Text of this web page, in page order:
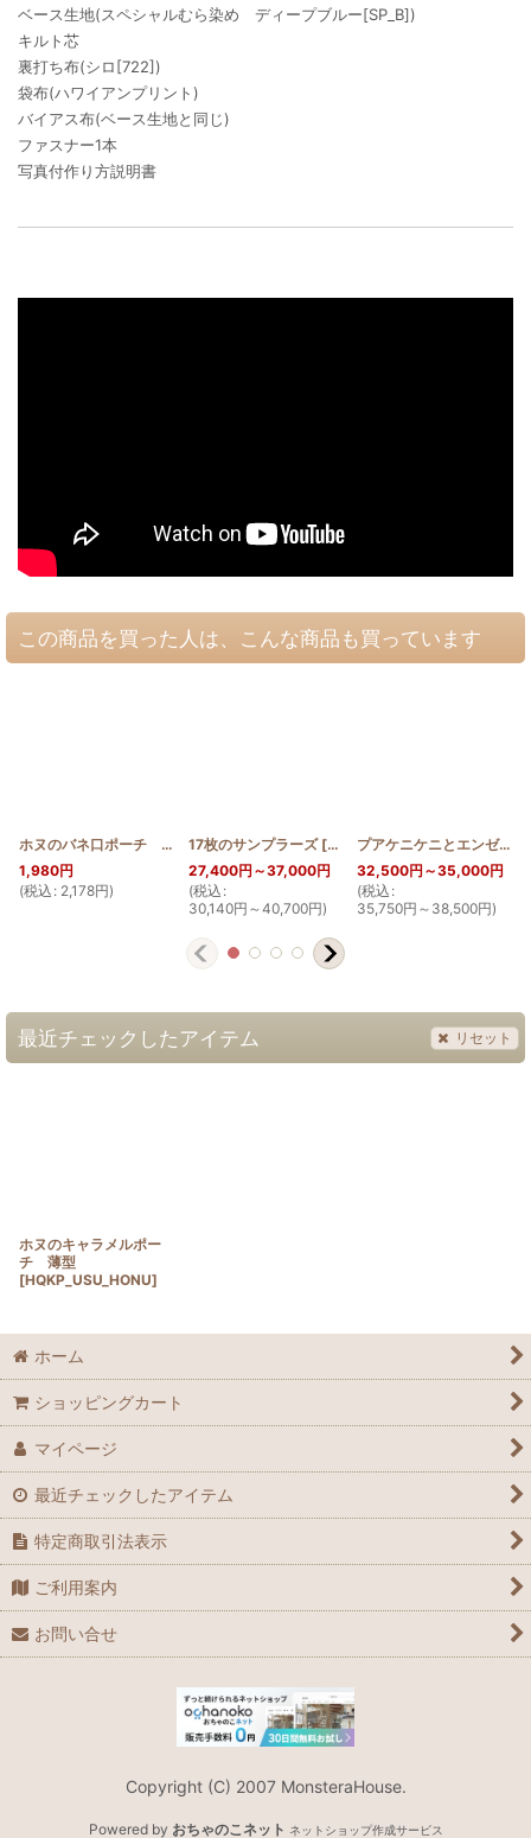
ベース生地(スペシャルむら染め ディープブルー[SP_B])
キルト芯
裏打ち布(シロ[722])
袋布(ハワイアンプリント)
バイアス布(ベース生地と同じ)
ファスナー1本
写真付作り方説明書
この商品を買った人は、こんな商品も買っています
ホヌのバネ口ポーチ マチ付き 12cm [HQBMP12_HONU]
1,980円
(税込 : 2,178円)
17枚のサンプラーズ [HQT180_SA]
27,400円 ～37,000円
(税込 :
30,140円 ～40,700円)
プアケニケニとエンゼルストランペットのタペストリー150cm×200cm
32,500円 ～35,000円
(税込 :
35,750円 ～38,500円)
最近チェックしたアイテム リセット
ホヌのキャラメルポー
チ 薄型
[HQKP_USU_HONU]
ホーム
ショッピングカート
マイページ
最近チェックしたアイテム
特定商取引法表示
ご利用案内
お問い合せ
Copyright (C) 2007 MonsteraHouse.
Powered by おちゃのこネット ネットショップ作成サービス